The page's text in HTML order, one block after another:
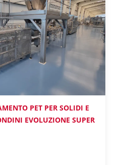
PET PER SOLIDI E
EVOLUZIONE SUPER